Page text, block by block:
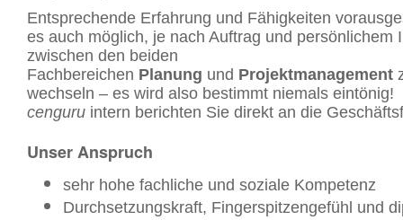
Entsprechende Erfahrung und Fähigkeiten
es auch möglich, je nach Auftrag und persönlichem
zwischen den beiden
Fachbereichen Planung und Projektmanagement
wechseln – es wird also bestimmt niemals eintönig!
cenguru intern berichten Sie direkt an die
Unser Anspruch
sehr hohe fachliche und soziale Kompetenz
Durchsetzungskraft, Fingerspitzengefühl und